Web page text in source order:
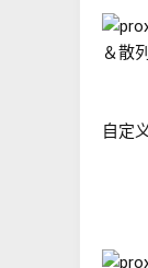
自定